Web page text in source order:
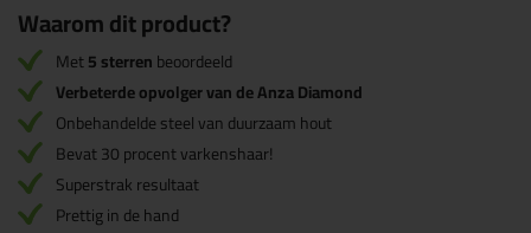
Waarom dit product?
Met5 sterrenbeoordeeld
Verbeterde opvolger van de Anza Diamond
Onbehandelde steel van duurzaam hout
Bevat 30 procent varkenshaar!
Superstrak resultaat
Prettig in de hand